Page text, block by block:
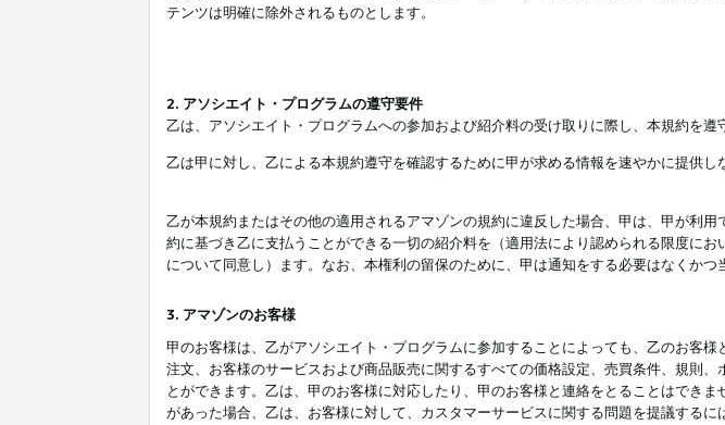
テンツは明確に除外されるものとします。
2. アソシエイト・プログラムの遵守要件
乙は、アソシエイト・プログラムへの参加および紹介料の受け取りに際し、本規約を遵
乙は甲に対し、乙による本規約遵守を確認するために甲が求める情報を速やかに提供し
乙が本規約またはその他の適用されるアマゾンの規約に違反した場合、甲は、甲が利
約に基づき乙に支払うことができる一切の紹介料を（適用法により認められる限度に
について同意し）ます。なお、本権利の留保のために、甲は通知をする必要はなくか
3. アマゾンのお客様
甲のお客様は、乙がアソシエイト・プログラムに参加することによっても、乙のお客
注文、お客様のサービスおよび商品販売に関するすべての価格設定、売買条件、規則
とができます。乙は、甲のお客様に対応したり、甲のお客様と連絡をとることはでき
があった場合、乙は、お客様に対して、カスタマーサービスに関する問題を提議する